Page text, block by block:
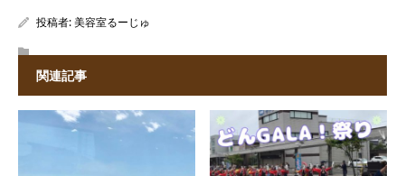
投稿者:美容室るーじゅ
関連記事